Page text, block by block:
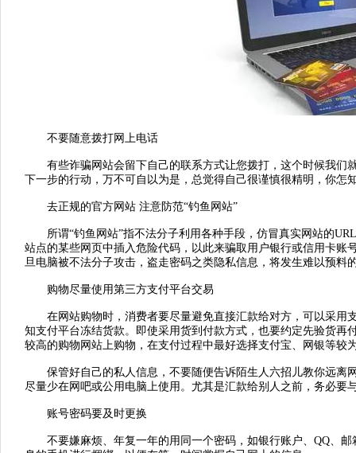
不要随意拨打网上电话
有些诈骗网站会留下自己的联系方式让您拨打，这个时候我们
下一步的行动，万不可自以为是，总觉得自己很谨慎很精明，你怎
去正规的官方网站 注意防范“钓鱼网站”
所谓“钓鱼网站”指不法分子利用各种手段，仿冒真实网站的
站点的某些网页中插入危险代码，以此来骗取用户银行或信用卡
旦电脑被不法分子攻击，盗走密码之类隐私信息，将发生难以预料
购物尽量使用第三方支付平台交易
在网站购物时，消费者要尽量避免直接汇款给对方，可以采用
知支付平台冻结货款。即使采用货到付款方式，也要约定先验货
较高的购物网站上购物，在支付过程中最好选择支付宝、网银等较
保管好自己的私人信息，不要随便告诉陌生人六招儿教你远离
尽量少在网吧或公用电脑上使用。尤其是汇款给别人之前，务必要
账号密码要及时更换
不要嫌麻烦、年复一年的用同一个密码，如银行账户、QQ、邮